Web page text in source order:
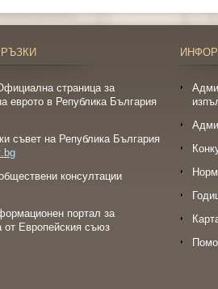
страница за
еврото в Република България
съвет на Република България
консултации
портал за
от Европейския съюз